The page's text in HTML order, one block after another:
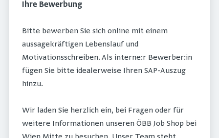
Ihre Bewerbung
Bitte bewerben Sie sich online mit einem
aussagekräftigen Lebenslauf und
Motivationsschreiben. Als interne:r Bewerber:in
fügen Sie bitte idealerweise Ihren SAP-Auszug
hinzu.
Wir laden Sie herzlich ein, bei Fragen oder für
weitere Informationen unseren ÖBB Job Shop bei